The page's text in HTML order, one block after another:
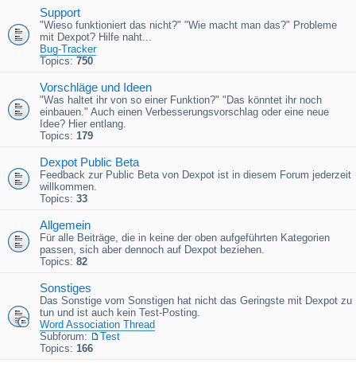
Support
"Wieso funktioniert das nicht?" "Wie macht man das?" Probleme
mit Dexpot? Hilfe naht...
Bug-Tracker
Topics: 750
Vorschläge und Ideen
"Was haltet ihr von so einer Funktion?" "Das könntet ihr noch
einbauen." Auch einen Verbesserungsvorschlag oder eine neue
Idee? Hier entlang.
Topics: 179
Dexpot Public Beta
Feedback zur Public Beta von Dexpot ist in diesem Forum jederzeit
willkommen.
Topics: 33
Allgemein
Für alle Beiträge, die in keine der oben aufgeführten Kategorien
passen, sich aber dennoch auf Dexpot beziehen.
Topics: 82
Sonstiges
Das Sonstige vom Sonstigen hat nicht das Geringste mit Dexpot zu
tun und ist auch kein Test-Posting.
Word Association Thread
Subforum:
Test
Topics: 166